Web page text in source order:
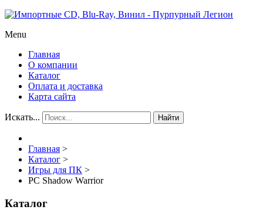
Menu
Главная
О компании
Каталог
Оплата и доставка
Карта сайта
Искать... Найти
Главная >
Каталог >
Игры для ПК >
PC Shadow Warrior
Каталог